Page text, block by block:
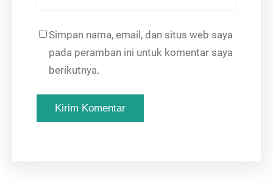
Simpan nama, email, dan situs web saya
pada peramban ini untuk komentar saya
berikutnya.